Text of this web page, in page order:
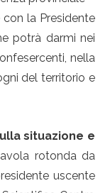
la Presidente
potrà darmi nei
nella
del territorio e
situazione e
rotonda da
uscente